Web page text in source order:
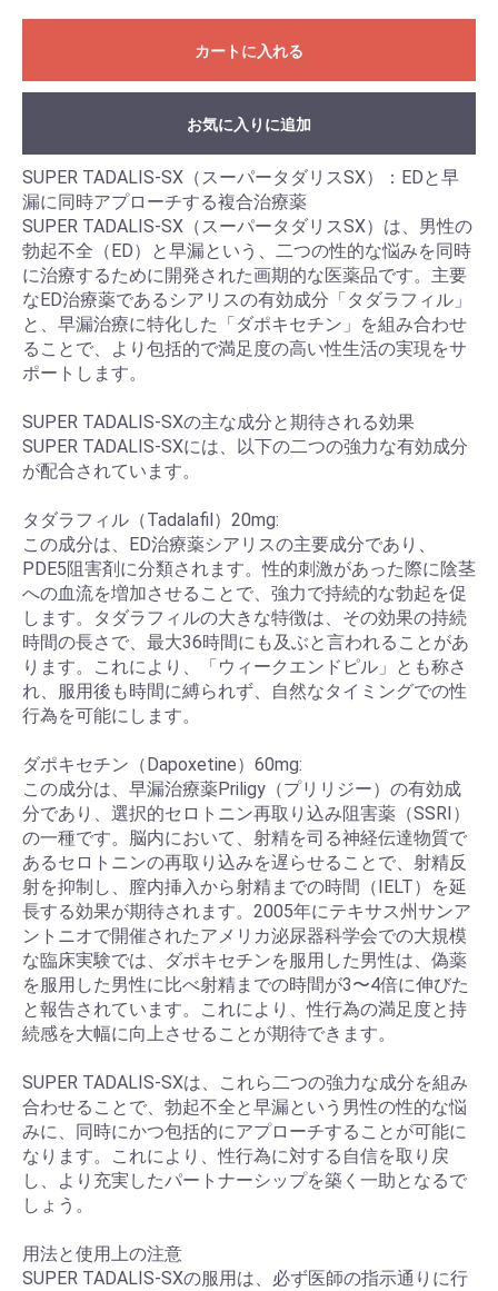
カートに入れる
お気に入りに追加
SUPER TADALIS-SX（スーパータダリスSX）：EDと早
漏に同時アプローチする複合治療薬
SUPER TADALIS-SX（スーパータダリスSX）は、男性の
勃起不全（ED）と早漏という、二つの性的な悩みを同時
に治療するために開発された画期的な医薬品です。主要
なED治療薬であるシアリスの有効成分「タダラフィル」
と、早漏治療に特化した「ダポキセチン」を組み合わせ
ることで、より包括的で満足度の高い性生活の実現をサ
ポートします。
SUPER TADALIS-SXの主な成分と期待される効果
SUPER TADALIS-SXには、以下の二つの強力な有効成分
が配合されています。
タダラフィル（Tadalafil）20mg:
この成分は、ED治療薬シアリスの主要成分であり、
PDE5阻害剤に分類されます。性的刺激があった際に陰茎
への血流を増加させることで、強力で持続的な勃起を促
します。タダラフィルの大きな特徴は、その効果の持続
時間の長さで、最大36時間にも及ぶと言われることがあ
ります。これにより、「ウィークエンドピル」とも称さ
れ、服用後も時間に縛られず、自然なタイミングでの性
行為を可能にします。
ダポキセチン（Dapoxetine）60mg:
この成分は、早漏治療薬Priligy（プリリジー）の有効成
分であり、選択的セロトニン再取り込み阻害薬（SSRI）
の一種です。脳内において、射精を司る神経伝達物質で
あるセロトニンの再取り込みを遅らせることで、射精反
射を抑制し、膣内挿入から射精までの時間（IELT）を延
長する効果が期待されます。2005年にテキサス州サンア
ントニオで開催されたアメリカ泌尿器科学会での大規模
な臨床実験では、ダポキセチンを服用した男性は、偽薬
を服用した男性に比べ射精までの時間が3〜4倍に伸びた
と報告されています。これにより、性行為の満足度と持
続感を大幅に向上させることが期待できます。
SUPER TADALIS-SXは、これら二つの強力な成分を組み
合わせることで、勃起不全と早漏という男性の性的な悩
みに、同時にかつ包括的にアプローチすることが可能に
なります。これにより、性行為に対する自信を取り戻
し、より充実したパートナーシップを築く一助となるで
しょう。
用法と使用上の注意
SUPER TADALIS-SXの服用は、必ず医師の指示通りに行